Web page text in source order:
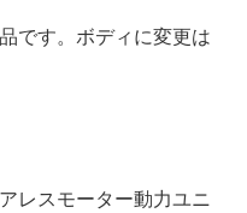
です。ボディに変更は
レスモーター動力ユニ